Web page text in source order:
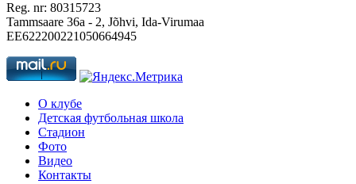
Reg. nr: 80315723
Tammsaare 36a - 2, Jõhvi, Ida-Virumaa
EE622200221050664945
О клубе
Детская футбольная школа
Стадион
Фото
Видео
Контакты